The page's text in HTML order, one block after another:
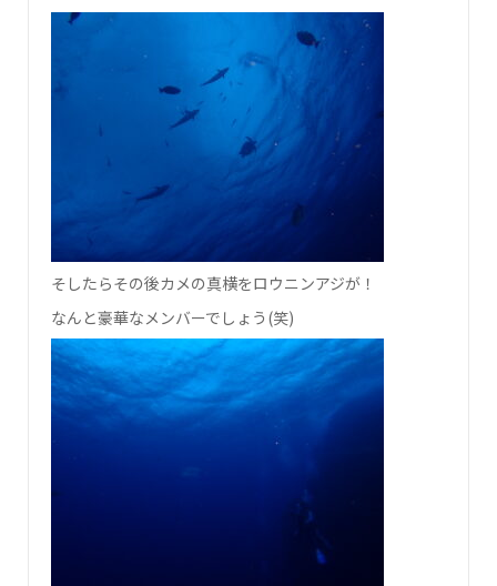
そしたらその後カメの真横をロウニンアジが！
なんと豪華なメンバーでしょう(笑)